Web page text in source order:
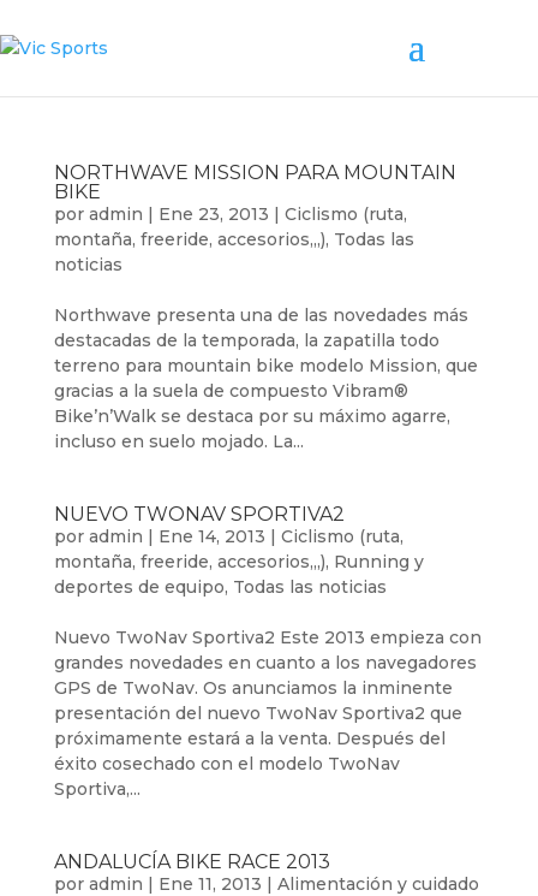
NORTHWAVE MISSION PARA MOUNTAIN
BIKE
por admin | Ene 23, 2013 | Ciclismo (ruta,
montaña, freeride, accesorios,,,), Todas las
noticias
Northwave presenta una de las novedades más
destacadas de la temporada, la zapatilla todo
terreno para mountain bike modelo Mission, que
gracias a la suela de compuesto Vibram®
Bike’n’Walk se destaca por su máximo agarre,
incluso en suelo mojado. La...
NUEVO TWONAV SPORTIVA2
por admin | Ene 14, 2013 | Ciclismo (ruta,
montaña, freeride, accesorios,,,), Running y
deportes de equipo, Todas las noticias
Nuevo TwoNav Sportiva2 Este 2013 empieza con
grandes novedades en cuanto a los navegadores
GPS de TwoNav. Os anunciamos la inminente
presentación del nuevo TwoNav Sportiva2 que
próximamente estará a la venta. Después del
éxito cosechado con el modelo TwoNav
Sportiva,...
ANDALUCÍA BIKE RACE 2013
por admin | Ene 11, 2013 | Alimentación y cuidado